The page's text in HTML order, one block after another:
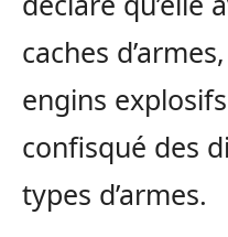
caches
engins
confisqué des
types d’armes.